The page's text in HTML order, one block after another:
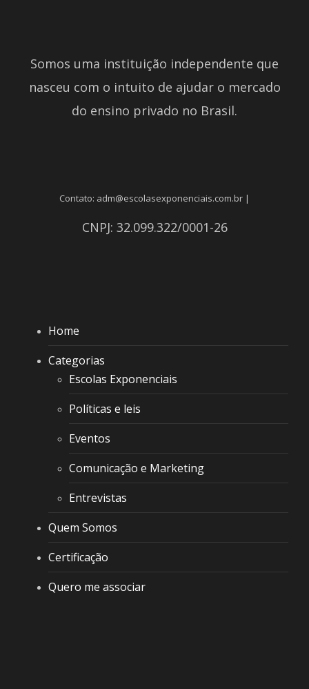
Somos uma instituição independente que
nasceu com o intuito de ajudar o mercado
do ensino privado no Brasil.
Contato: adm@escolasexponenciais.com.br |
CNPJ: 32.099.322/0001-26
Home
Categorias
Escolas Exponenciais
Políticas e leis
Eventos
Comunicação e Marketing
Entrevistas
Quem Somos
Certificação
Quero me associar